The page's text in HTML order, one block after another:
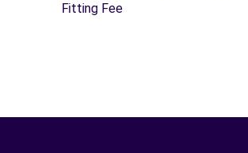
Fitting Fee